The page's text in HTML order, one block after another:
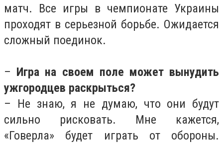
матч. Все игры в чемпионате Украины
проходят в серьезной борьбе. Ожидается
сложный поединок.
– Игра на своем поле может вынудить
ужгородцев раскрыться?
– Не знаю, я не думаю, что они будут
сильно рисковать. Мне кажется,
«Говерла» будет играть от обороны.